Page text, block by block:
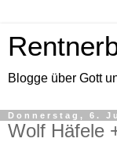
Blogge über Gott
Donnerstag, 6.
Wolf Häfele